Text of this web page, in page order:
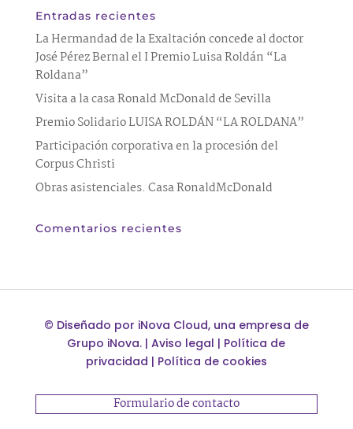
Entradas recientes
La Hermandad de la Exaltación concede al doctor
José Pérez Bernal el I Premio Luisa Roldán “La
Roldana”
Visita a la casa Ronald McDonald de Sevilla
Premio Solidario LUISA ROLDÁN “LA ROLDANA”
Participación corporativa en la procesión del
Corpus Christi
Obras asistenciales. Casa RonaldMcDonald
Comentarios recientes
© Diseñado por iNova Cloud, una empresa de
Grupo iNova. |Aviso legal | Política de
privacidad | Política de cookies
Formulario de contacto